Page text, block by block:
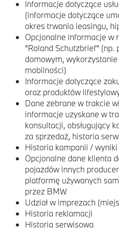
Informacje dotyczące
(informacje dotyczące
okres trwania leasingu,
Opcjonalne informacje w
"Roland Schutzbrief" (np.
domowym, wykorzystanie
mobilności)
Informacje dotyczące
oraz produktów
Dane zebrane w trakcie
informacje uzyskane w
konsultacji, obsługujący
za sprzedaż, historia
Historia kampanii /
Opcjonalne dane klienta
pojazdów innych
platformę używanych
przez BMW
Udział w imprezach
Historia reklamacji
Historia serwisowa